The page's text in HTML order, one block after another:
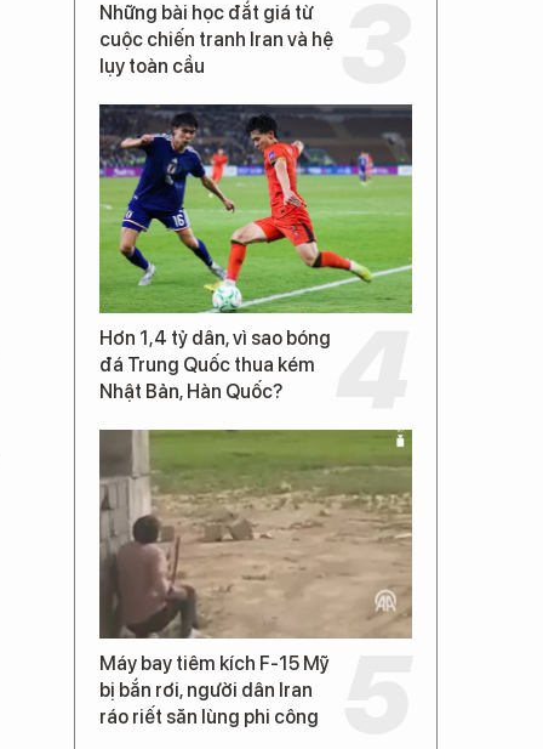
Những bài học đắt giá từ
cuộc chiến tranh Iran và hệ
lụy toàn cầu
Hơn 1,4 tỷ dân, vì sao bóng
đá Trung Quốc thua kém
Nhật Bản, Hàn Quốc?
Máy bay tiêm kích F-15 Mỹ
bị bắn rơi, người dân Iran
ráo riết săn lùng phi công